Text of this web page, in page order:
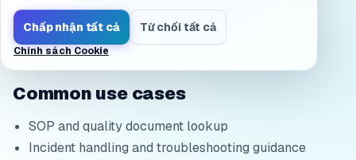
traceable AI assistance.
Common use cases
SOP and quality document lookup
Incident handling and troubleshooting guidance
Chấp nhận tất cả Từ chối tất cả
Chính sách Cookie